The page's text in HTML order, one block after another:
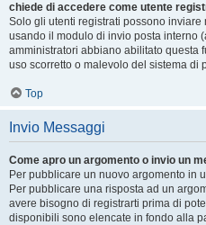
chiede di accedere come utente
Solo gli utenti registrati possono inviare
usando il modulo di invio posta interno
amministratori abbiano abilitato questa
uso scorretto o malevolo del sistema di
Top
Invio Messaggi
Come apro un argomento o invio un
Per pubblicare un nuovo argomento in
Per pubblicare una risposta ad un
avere bisogno di registrarti prima di
disponibili sono elencate in fondo alla